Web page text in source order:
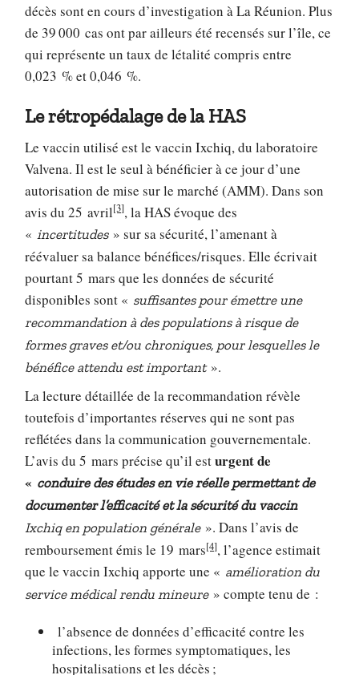
décès sont en cours d’investigation à La Réunion. Plus
de 39 000 cas ont par ailleurs été recensés sur l’île, ce
qui représente un taux de létalité compris entre
0,023 % et 0,046 %.
Le rétropédalage de la HAS
Le vaccin utilisé est le vaccin Ixchiq, du laboratoire
Valvena. Il est le seul à bénéficier à ce jour d’une
autorisation de mise sur le marché (AMM). Dans son
avis du 25 avril[3], la HAS évoque des
« incertitudes» sur sa sécurité, l’amenant à
réévaluer sa balance bénéfices/risques. Elle écrivait
pourtant 5 mars que les données de sécurité
disponibles sont « suffisantes pour émettre une
recommandation à des populations à risque de
formes graves et/ou chroniques, pour lesquelles le
bénéfice attendu est important».
La lecture détaillée de la recommandation révèle
toutefois d’importantes réserves qui ne sont pas
reflétées dans la communication gouvernementale.
L’avis du 5 mars précise qu’il esturgent de
« conduire des études en vie réelle permettant de
documenter l’efficacité et la sécurité du vaccin
Ixchiq en population générale». Dans l’avis de
remboursement émis le 19 mars[4], l’agence estimait
que le vaccin Ixchiq apporte une « amélioration du
service médical rendu mineure» compte tenu de :
l’absence de données d’efficacité contre les
infections, les formes symptomatiques, les
hospitalisations et les décès ;